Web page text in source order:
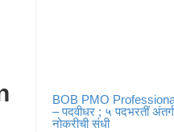
BOB PMO
– पदवीधर ; ५ पदभरतीं
नोकरीची संधी